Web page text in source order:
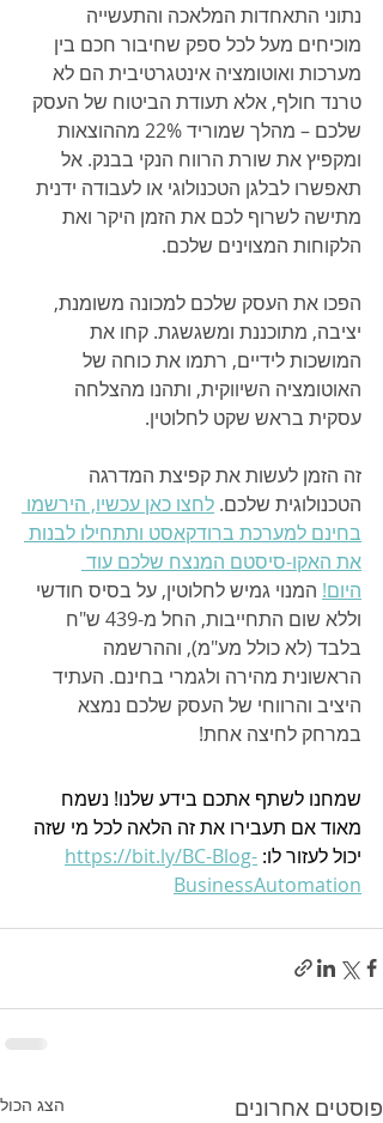
נתוני התאחדות המלאכה והתעשייה
מוכיחים מעל לכל ספק שחיבור חכם בין
מערכות ואוטומציה אינטגרטיבית הם לא
טרנד חולף, אלא תעודת הביטוח של העסק
שלכם – מהלך שמוריד 22% מההוצאות
ומקפיץ את שורת הרווח הנקי בבנק. אל
תאפשרו לבלגן הטכנולוגי או לעבודה ידנית
מתישה לשרוף לכם את הזמן היקר ואת
הלקוחות המצוינים שלכם.
הפכו את העסק שלכם למכונה משומנת,
יציבה, מתוכננת ומשגשגת. קחו את
המושכות לידיים, רתמו את כוחה של
האוטומציה השיווקית, ותהנו מהצלחה
עסקית בראש שקט לחלוטין.
זה הזמן לעשות את קפיצת המדרגה
הטכנולוגית שלכם. לחצו כאן עכשיו, הירשמו
בחינם למערכת ברודקאסט ותתחילו לבנות
את האקו-סיסטם המנצח שלכם עוד
היום! המנוי גמיש לחלוטין, על בסיס חודשי
וללא שום התחייבות, החל מ-439 ש"ח
בלבד (לא כולל מע"מ), וההרשמה
הראשונית מהירה ולגמרי בחינם. העתיד
היציב והרווחי של העסק שלכם נמצא
במרחק לחיצה אחת!
שמחנו לשתף אתכם בידע שלנו! נשמח
מאוד אם תעבירו את זה הלאה לכל מי שזה
יכול לעזור לו: https://bit.ly/BC-Blog-
BusinessAutomation
פוסטים אחרונים הצג הכול